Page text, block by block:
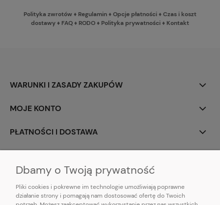
Polityka zwrotów ♦ Regulamin♦Opcje płatności♦Czas i koszt
dostawy♦ FAQ♦ RODO♦ Polityka prywatności♦ Kontakt
WARUNKI I ZASADY ZAKUPÓW
MOJE KONTO
PŁATNOŚCI I DOSTAWA
Dbamy o Twoją prywatność
Pliki cookies i pokrewne im technologie umożliwiają poprawne
działanie strony i pomagają nam dostosować ofertę do Twoich